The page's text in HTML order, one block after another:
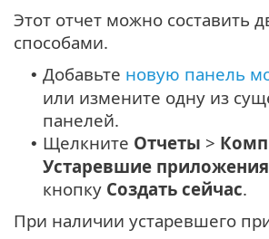
Этот отчет можно составить
способами.
• Добавьте новую панель
или измените одну из
панелей.
• Щелкните Отчеты >
Устаревшие приложения
кнопку Создать сейчас.
При наличии устаревшего